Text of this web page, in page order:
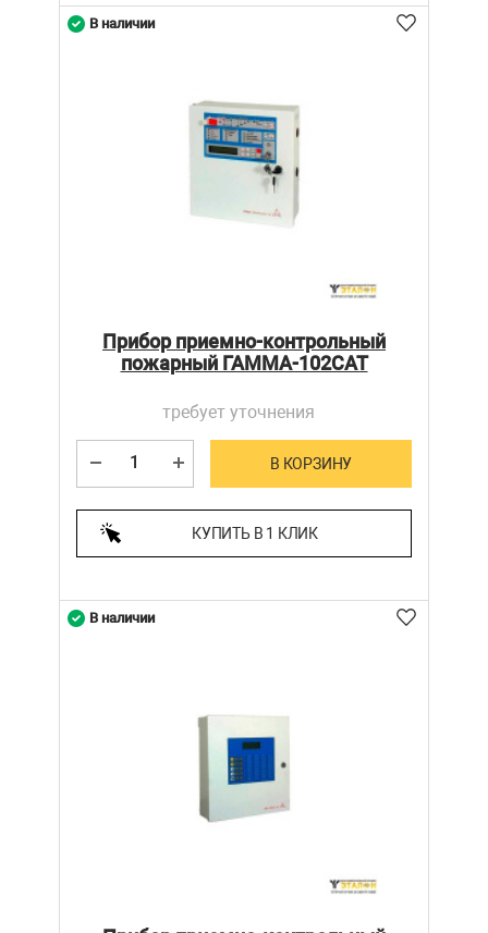
Прибор приемно-контрольный
пожарный ГАММА-102САТ
требует уточнения
В КОРЗИНУ
КУПИТЬ В 1 КЛИК
В наличии
В наличии